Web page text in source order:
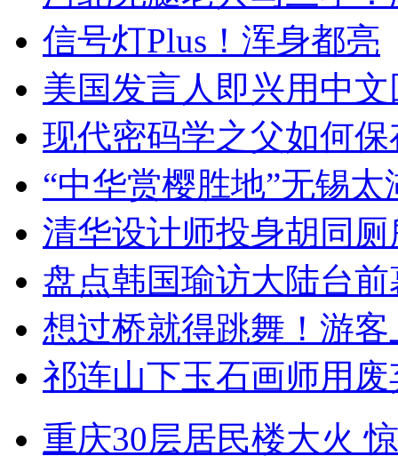
信号灯Plus！浑身都亮
美国发言人即兴用中
现代密码学之父如何
“中华赏樱胜地”无锡
清华设计师投身胡同
盘点韩国瑜访大陆台
想过桥就得跳舞！游客
祁连山下玉石画师用
重庆30层居民楼大火